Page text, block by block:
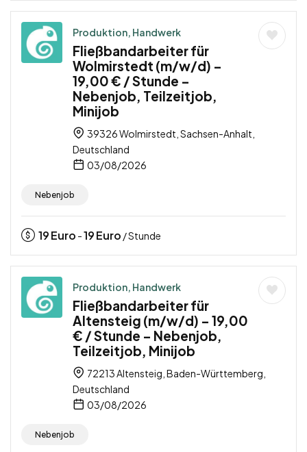
Produktion, Handwerk
Fließbandarbeiter für
Wolmirstedt (m/w/d) –
19,00 € / Stunde –
Nebenjob, Teilzeitjob,
Minijob
39326 Wolmirstedt, Sachsen-Anhalt,
Deutschland
03/08/2026
Nebenjob
19Euro -19Euro / Stunde
Produktion, Handwerk
Fließbandarbeiter für
Altensteig (m/w/d) – 19,00
€ / Stunde – Nebenjob,
Teilzeitjob, Minijob
72213 Altensteig, Baden-Württemberg,
Deutschland
03/08/2026
Nebenjob